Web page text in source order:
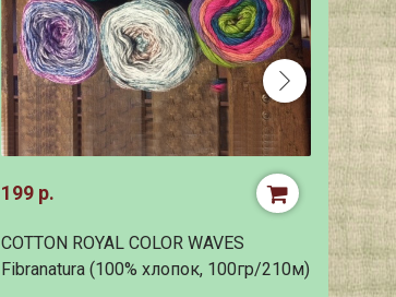
199 р.
COTTON ROYAL COLOR WAVES
Fibranatura (100% хлопок, 100гр/210м)
92 р.
40%